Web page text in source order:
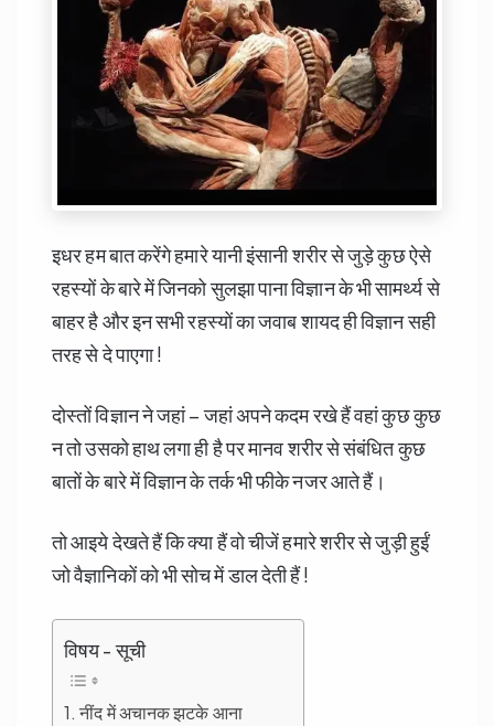
इधर हम बात करेंगे हमारे यानी इंसानी शरीर से जुड़े कुछ ऐसे
रहस्यों के बारे में जिनको सुलझा पाना विज्ञान के भी सामर्थ्य से
बाहर है और इन सभी रहस्यों का जवाब शायद ही विज्ञान सही
तरह से दे पाएगा !
दोस्तों विज्ञान ने जहां – जहां अपने कदम रखे हैं वहां कुछ कुछ
न तो उसको हाथ लगा ही है पर मानव शरीर से संबंधित कुछ
बातों के बारे में विज्ञान के तर्क भी फीके नजर आते हैं।
तो आइये देखते हैं कि क्या हैं वो चीजें हमारे शरीर से जुड़ी हुईं
जो वैज्ञानिकों को भी सोच में डाल देती हैं !
विषय - सूची
1. नींद में अचानक झटके आना